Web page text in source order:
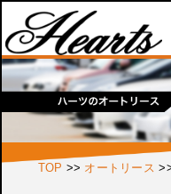
TOP >> オートリース